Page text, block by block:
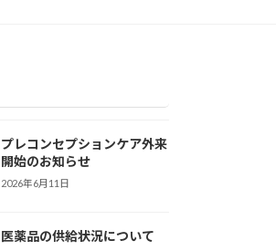
プレコンセプションケア外来
開始のお知らせ
2026年6月11日
医薬品の供給状況について